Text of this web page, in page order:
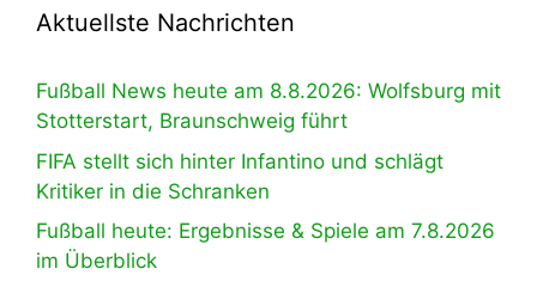
Aktuellste Nachrichten
Fußball News heute am 8.8.2026: Wolfsburg mit
Stotterstart, Braunschweig führt
FIFA stellt sich hinter Infantino und schlägt
Kritiker in die Schranken
Fußball heute: Ergebnisse & Spiele am 7.8.2026
im Überblick